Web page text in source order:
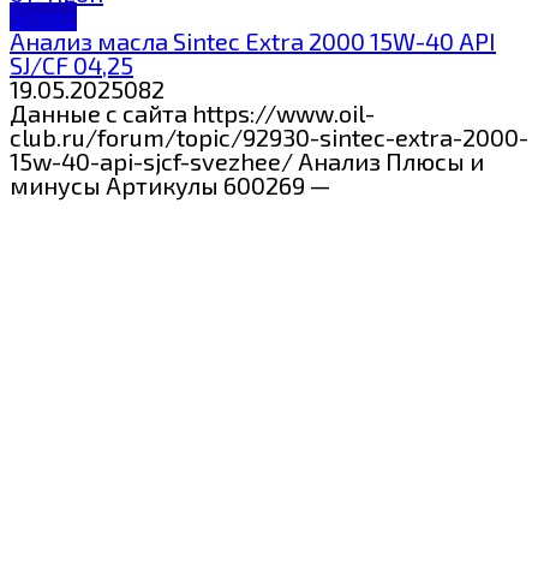
Sintec
Анализ масла Sintec Extra 2000 15W-40 API
SJ/CF 04,25
19.05.2025082
Данные с сайта https://www.oil-
club.ru/forum/topic/92930-sintec-extra-2000-
15w-40-api-sjcf-svezhee/ Анализ Плюсы и
минусы Артикулы 600269 —